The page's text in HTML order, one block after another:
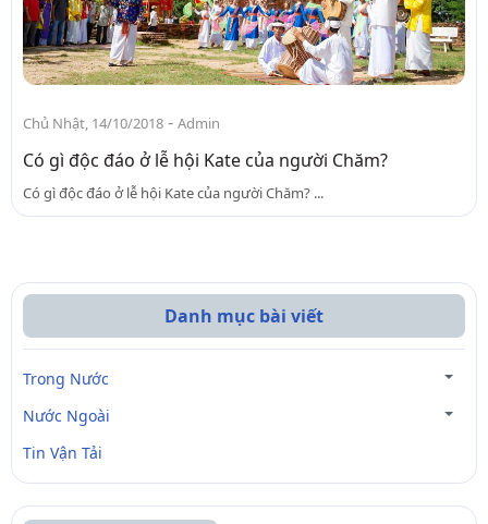
Chủ Nhật, 14/10/2018 - Admin
Có gì độc đáo ở lễ hội Kate của người Chăm?
Có gì độc đáo ở lễ hội Kate của người Chăm? ...
Danh mục bài viết
Trong Nước
Nước Ngoài
Tin Vận Tải